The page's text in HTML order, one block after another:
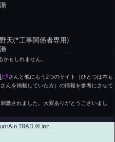
天(*工事関係者専用)
もしれません。
さんと他にもう2つのサイト（ひとつは本も
んを掲載していた方）の情報を参考にさせて
激されました。大変ありがとうございまし
TRAD ® Inc.